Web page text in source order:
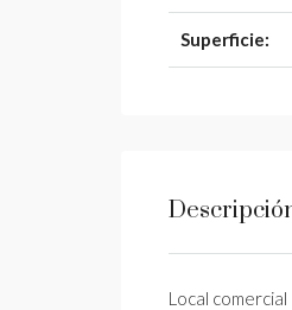
Superficie:
Local